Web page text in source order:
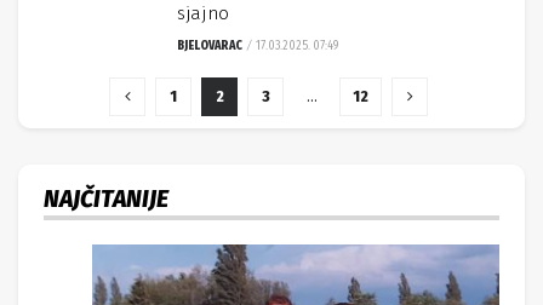
sjajno
BJELOVARAC 17.03.2025. 07:49
1 2 3 … 12
NAJČITANIJE